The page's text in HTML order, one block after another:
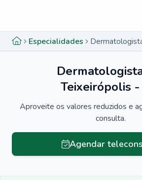
Especialidades
Teixeirópolis -
Aproveite os valores reduzidos e
consulta.
Agendar